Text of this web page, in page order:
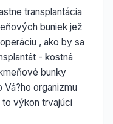
transplantácia
buniek jež
, ako by sa
- kostná
bunky
organizmu
výkon trvajúci